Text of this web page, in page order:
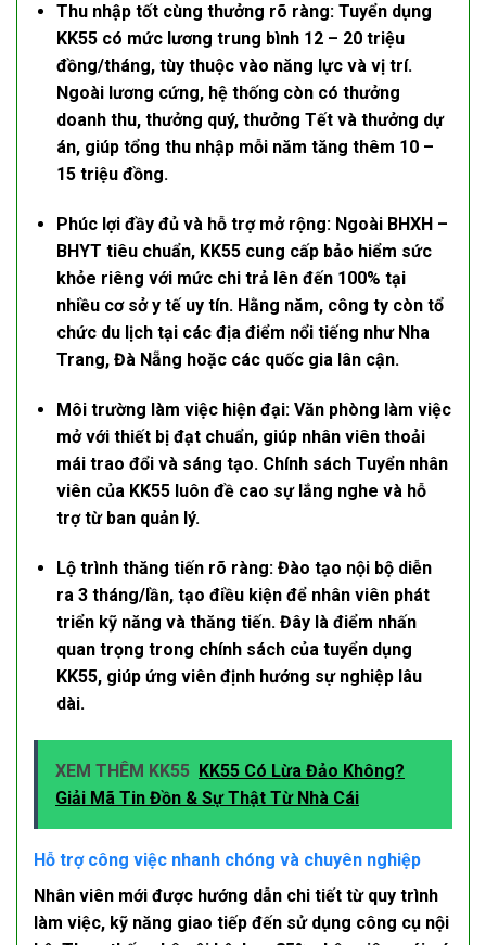
Thu nhập tốt cùng thưởng rõ ràng: Tuyển dụng
KK55có mức lương trung bình 12 – 20 triệu
đồng/tháng, tùy thuộc vào năng lực và vị trí.
Ngoài lương cứng, hệ thống còn có thưởng
doanh thu, thưởng quý, thưởng Tết và thưởng dự
án, giúp tổng thu nhập mỗi năm tăng thêm 10 –
15 triệu đồng.
Phúc lợi đầy đủ và hỗ trợ mở rộng:Ngoài BHXH –
BHYT tiêu chuẩn, KK55 cung cấp bảo hiểm sức
khỏe riêng với mức chi trả lên đến 100% tại
nhiều cơ sở y tế uy tín. Hằng năm, công ty còn tổ
chức du lịch tại các địa điểm nổi tiếng như Nha
Trang, Đà Nẵng hoặc các quốc gia lân cận.
Môi trường làm việc hiện đại:Văn phòng làm việc
mở với thiết bị đạt chuẩn, giúp nhân viên thoải
mái trao đổi và sáng tạo. Chính sách Tuyển nhân
viêncủa KK55 luôn đề cao sự lắng nghe và hỗ
trợ từ ban quản lý.
Lộ trình thăng tiến rõ ràng:Đào tạo nội bộ diễn
ra 3 tháng/lần, tạo điều kiện để nhân viên phát
triển kỹ năng và thăng tiến. Đây là điểm nhấn
quan trọng trong chính sách của tuyển dụng
KK55, giúp ứng viên định hướng sự nghiệp lâu
dài.
XEM THÊM KK55 KK55 Có Lừa Đảo Không?
Giải Mã Tin Đồn & Sự Thật Từ Nhà Cái
Hỗ trợ công việc nhanh chóng và chuyên nghiệp
Nhân viên mới được hướng dẫn chi tiết từ quy trình
làm việc, kỹ năng giao tiếp đến sử dụng công cụ nội